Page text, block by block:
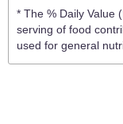
* The % Daily Value
serving of food
used for general